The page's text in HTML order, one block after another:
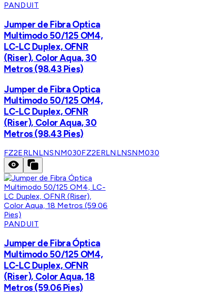
PANDUIT
Jumper de Fibra Optica
Multimodo 50/125 OM4,
LC-LC Duplex, OFNR
(Riser), Color Aqua, 30
Metros (98.43 Pies)
Jumper de Fibra Optica
Multimodo 50/125 OM4,
LC-LC Duplex, OFNR
(Riser), Color Aqua, 30
Metros (98.43 Pies)
FZ2ERLNLNSNM030FZ2ERLNLNSNM030
PANDUIT
Jumper de Fibra Óptica
Multimodo 50/125 OM4,
LC-LC Duplex, OFNR
(Riser), Color Aqua, 18
Metros (59.06 Pies)